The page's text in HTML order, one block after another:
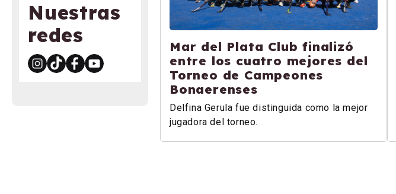
Nuestras
redes
Mar del Plata Club finalizó
entre los cuatro mejores del
Torneo de Campeones
Bonaerenses
Delfina Gerula fue distinguida como la mejor
jugadora del torneo.